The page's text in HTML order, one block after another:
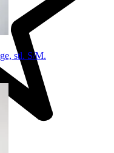
stl. S/M.